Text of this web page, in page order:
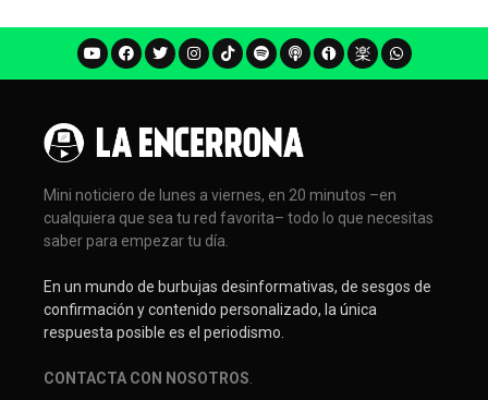
Mini noticiero de lunes a viernes, en 20 minutos –en
cualquiera que sea tu red favorita– todo lo que necesitas
saber para empezar tu día.
En un mundo de burbujas desinformativas, de sesgos de
confirmación y contenido personalizado, la única
respuesta posible es el periodismo.
CONTACTA CON NOSOTROS